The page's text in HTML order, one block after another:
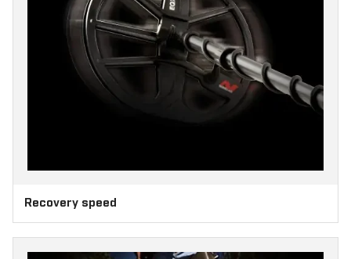
Recovery speed